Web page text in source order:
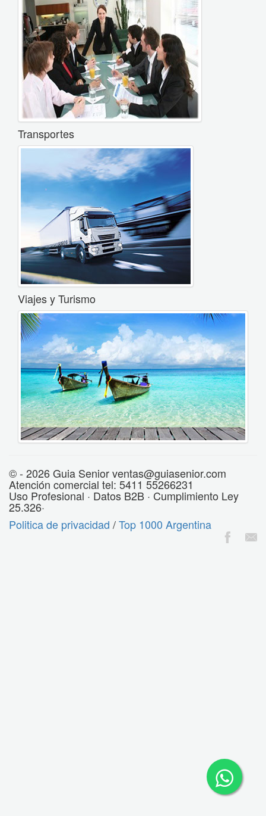
Transportes
Viajes y Turismo
© - 2026 Guia Senior ventas@guiasenior.com
Atención comercial tel: 5411 55266231
Uso Profesional · Datos B2B · Cumplimiento Ley
25.326·
Politica de privacidad /Top 1000 Argentina